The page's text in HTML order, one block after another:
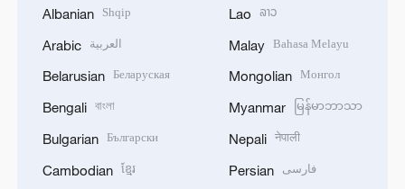
Albanian Shqip
Arabic العربية
Belarusian Беларуская
Bengali বাংলা
Bulgarian Български
Cambodian ខ្មែរ
Lao ລາວ
Malay Bahasa Melayu
Mongolian Монгол
Myanmar မြန်မာဘာသာ
Nepali नेपाली
Persian فارسی